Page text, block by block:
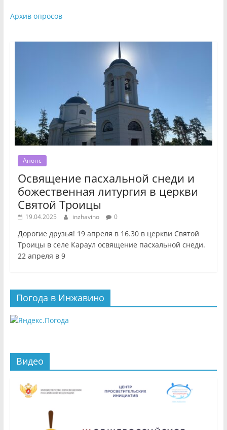
Архив опросов
Анонс
Освящение пасхальной снеди и
божественная литургия в церкви
Святой Троицы
19.04.2025 inzhavino 0
Дорогие друзья! 19 апреля в 16.30 в церкви Святой
Троицы в селе Караул освящение пасхальной снеди.
22 апреля в 9
Погода в Инжавино
Видео